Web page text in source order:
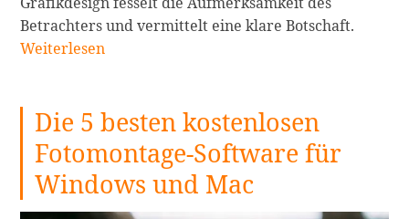
weiterlesen
Betrachters und vermittelt eine klare Botschaft.
2024
Weiterlesen
Die 5 besten kostenlosen
Fotomontage-Software für
Windows und Mac